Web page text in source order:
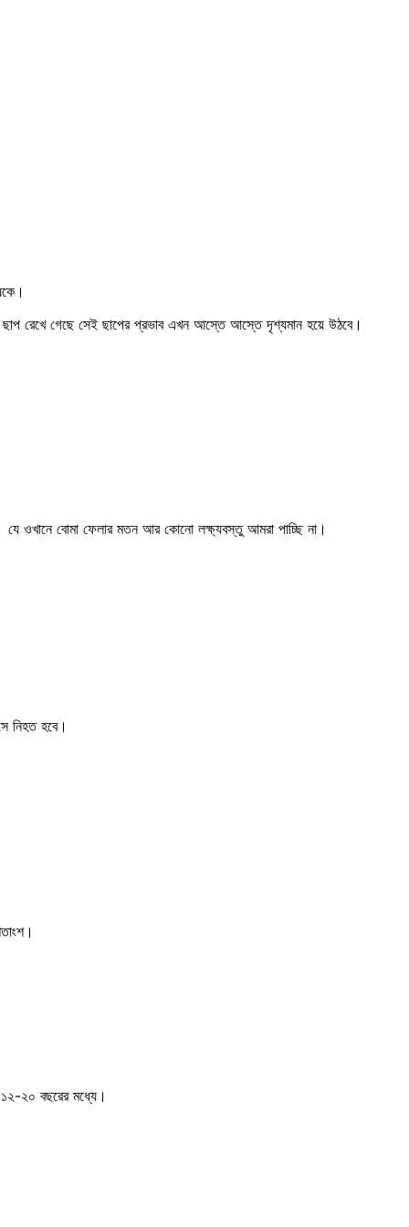
ছাপ রেখে গেছে সেই ছাপের প্রভাব এখন আস্তে আস্তে দৃশ্যমান হয়ে উঠবে।
যে ওখানে বোমা ফেলার মতন আর কোনো লক্ষ্যবস্তু আমরা পাচ্ছি না।
নিহত হবে।
১২-২০ বছরের মধ্যে।